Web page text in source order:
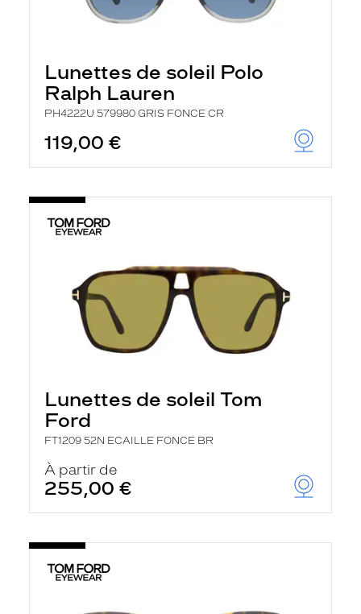
Lunettes de soleil Polo
Ralph Lauren
PH4222U 579980 GRIS FONCE CR
119,00 €
Lunettes de soleil Tom
Ford
FT1209 52N ECAILLE FONCE BR
À partir de
255,00 €